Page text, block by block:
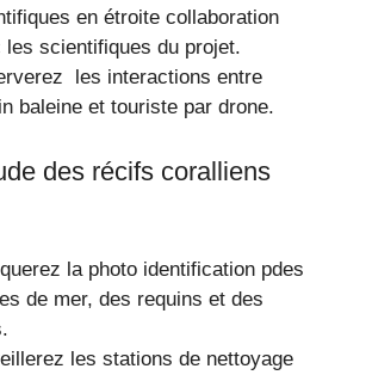
en étroite collaboration
les scientifiques du projet.
les interactions entre
baleine et touriste par drone.
des récifs coralliens
la photo identification pdes
de mer, des requins et des
les stations de nettoyage